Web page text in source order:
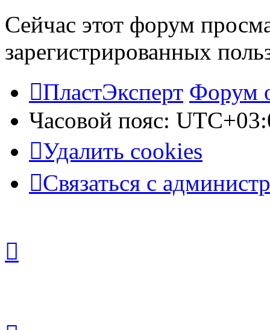
Сейчас этот форум
зарегистрированных
ПластЭксперт Форум
Часовой пояс:
Удалить cookies
Связаться с